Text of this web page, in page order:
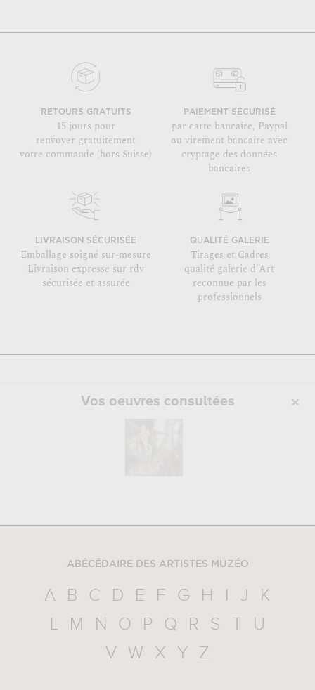
RETOURS GRATUITS
15 jours pour
renvoyer gratuitement
votre commande (hors Suisse)
PAIEMENT SÉCURISÉ
par carte bancaire, Paypal
ou virement bancaire avec
cryptage des données
bancaires
LIVRAISON SÉCURISÉE
Emballage soigné sur-mesure
Livraison expresse sur rdv
sécurisée et assurée
QUALITÉ GALERIE
Tirages et Cadres
qualité galerie d'Art
reconnue par les
professionnels
Vos oeuvres consultées
ABÉCÉDAIRE DES ARTISTES MUZÉO
A B C D E F G H I J
K
L
M N O P Q R S T
U
V
W X Y Z